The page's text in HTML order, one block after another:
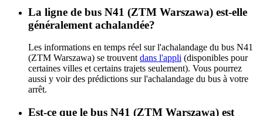
La ligne de bus N41 (ZTM Warszawa) est-elle
généralement achalandée?
Les informations en temps réel sur l'achalandage du bus N41
(ZTM Warszawa) se trouvent dans l'appli (disponibles pour
certaines villes et certains trajets seulement). Vous pourrez
aussi y voir des prédictions sur l'achalandage du bus à votre
arrêt.
Est-ce que le bus N41 (ZTM Warszawa) est